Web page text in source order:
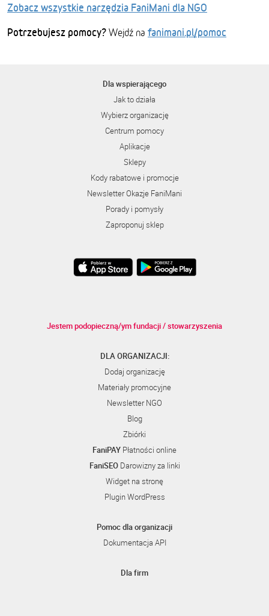
Zobacz wszystkie narzędzia FaniMani dla NGO
Potrzebujesz pomocy? Wejdź na fanimani.pl/pomoc
Dla wspierającego
Jak to działa
Wybierz organizację
Centrum pomocy
Aplikacje
Sklepy
Kody rabatowe i promocje
Newsletter Okazje FaniMani
Porady i pomysły
Zaproponuj sklep
Jestem podopieczną/ym fundacji / stowarzyszenia
DLA ORGANIZACJI:
Dodaj organizację
Materiały promocyjne
Newsletter NGO
Blog
Zbiórki
FaniPAY Płatności online
FaniSEODarowizny za linki
Widget na stronę
Plugin WordPress
Pomoc dla organizacji
Dokumentacja API
Dla firm